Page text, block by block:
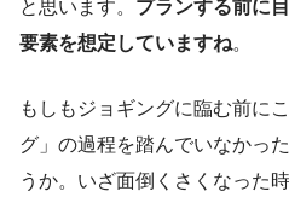
と思います。 プランする前に
要素を想定していますね。
もしもジョギングに臨む前に
グ」の過程を踏んでいなかっ
うか。いざ面倒くさくなった